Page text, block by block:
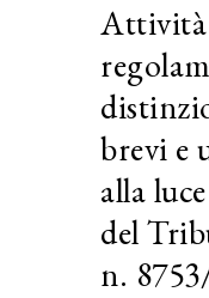
brevi e
alla
del
n.